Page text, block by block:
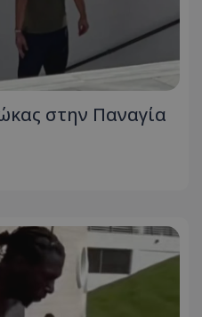
στην Παναγία